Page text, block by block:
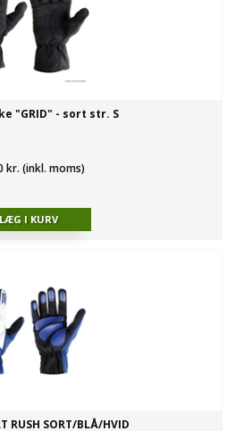
"GRID" - sort str. S
kr. (inkl. moms)
RUSH SORT/BLÅ/HVID